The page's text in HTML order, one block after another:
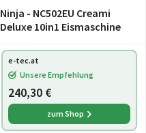
Ninja - NC502EU Creami
Deluxe 10in1 Eismaschine
e-tec.at
Unsere Empfehlung
240,30 €
zum Shop